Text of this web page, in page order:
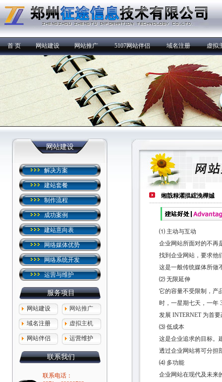
首 页 网站建设 网站推广 5107网站伴侣 域名注册 虚拟
网站建设
解决方案
建站套餐
制作流程
成功案例
建站意向表
网络媒体优势
网络系统开发
运营与维护
服务项目
网站建设 网站推广
域名注册 虚拟主机
网站伴侣 运营维护
联系我们
联系电话：
缃戠粶濯掍綋浼樺娍
⑴ 主动与互动
企业网站所面对的不再
找到企业网站，要求他
这是一般传统媒体所做
⑵ 无限延伸
它的容量不受限制，产
时，一星期七天，一年
发展 INTERNET 为首
⑶ 低成本
这是企业追求的目标。
透过企业网站将可分担
⑷ 多功能
企业网站在现代及未来